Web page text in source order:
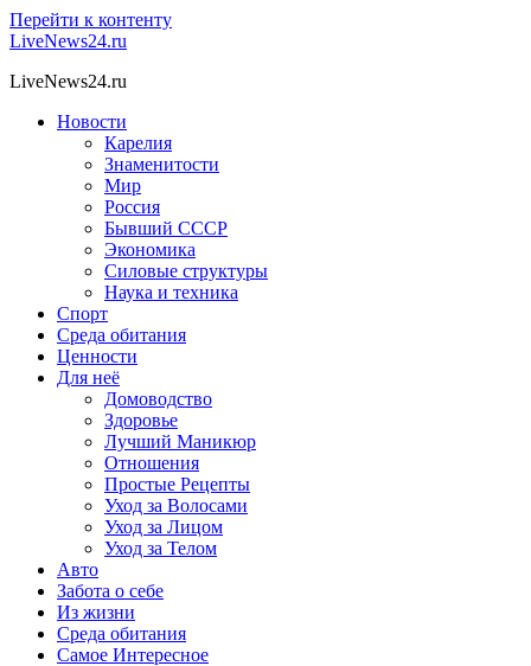
Перейти к контенту
LiveNews24.ru
LiveNews24.ru
Новости
Карелия
Знаменитости
Мир
Россия
Бывший СССР
Экономика
Силовые структуры
Наука и техника
Спорт
Среда обитания
Ценности
Для неё
Домоводство
Здоровье
Лучший Маникюр
Отношения
Простые Рецепты
Уход за Волосами
Уход за Лицом
Уход за Телом
Авто
Забота о себе
Из жизни
Среда обитания
Самое Интересное